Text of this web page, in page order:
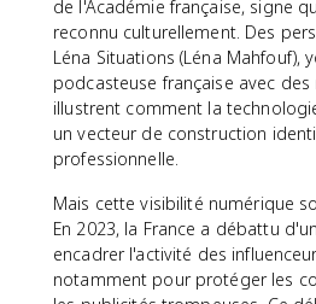
de l'Académie française, signe
reconnu culturellement. Des
Léna Situations (Léna Mahfouf),
podcasteuse française avec
illustrent comment la
un vecteur de construction
professionnelle.
Mais cette visibilité numérique
En 2023, la France a débattu
encadrer l'activité des
notamment pour protéger les